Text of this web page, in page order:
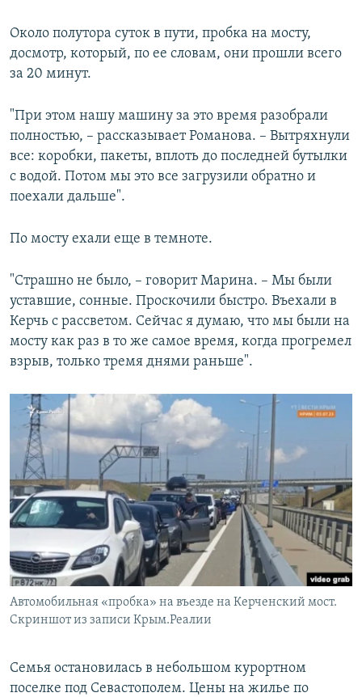
Около полутора суток в пути, пробка на мосту,
досмотр, который, по ее словам, они прошли всего
за 20 минут.
"При этом нашу машину за это время разобрали
полностью, – рассказывает Романова. – Вытряхнули
все: коробки, пакеты, вплоть до последней бутылки
с водой. Потом мы это все загрузили обратно и
поехали дальше".
По мосту ехали еще в темноте.
"Страшно не было, – говорит Марина. – Мы были
уставшие, сонные. Проскочили быстро. Въехали в
Керчь с рассветом. Сейчас я думаю, что мы были на
мосту как раз в то же самое время, когда прогремел
взрыв, только тремя днями раньше".
Автомобильная «пробка» на въезде на Керченский мост.
Скриншот из записи Крым.Реалии
Семья остановилась в небольшом курортном
поселке под Севастополем. Цены на жилье по